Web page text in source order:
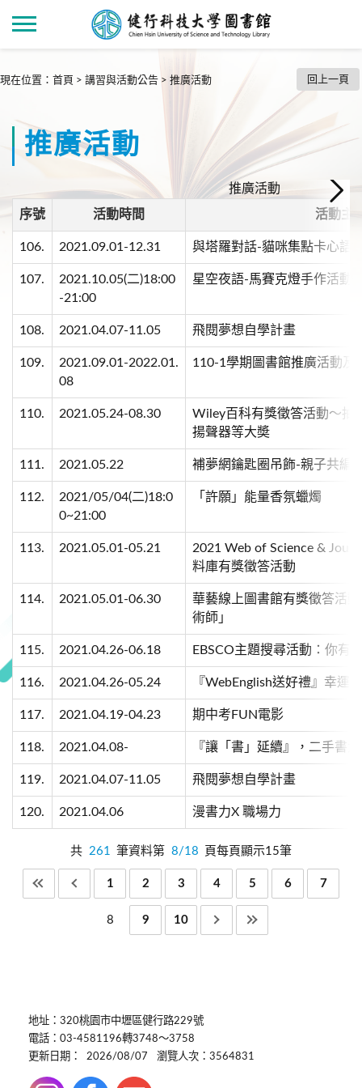
現在位置 ： 首頁 > 講習與活動公告 > 推廣活動 回上一頁
推廣活動
推廣活動
序號
活動時間 活動主
106. 2021.09.01-12.31 與塔羅對話-貓咪集點卡心語
107.
2021.10.05(二)18:00
-21:00
星空夜語-馬賽克燈手作活動
108. 2021.04.07-11.05 飛閱夢想自學計畫
109.
2021.09.01-2022.01.
08
110-1學期圖書館推廣活動及
110. 2021.05.24-08.30
Wiley百科有獎徵答活動～抽
揚聲器等大奬
111. 2021.05.22 補夢網鑰匙圈吊飾-親子共編
112.
2021/05/04(二)18:0
0~21:00
「許願」能量香氛蠟燭
113. 2021.05.01-05.21
2021 Web of Science &
料庫有獎徵答活動
114. 2021.05.01-06.30
華藝線上圖書館有獎徵答活
術師」
115. 2021.04.26-06.18 EBSCO主題搜尋活動：你有
116. 2021.04.26-05.24 『WebEnglish送好禮』幸運
117. 2021.04.19-04.23 期中考FUN電影
118. 2021.04.08- 『讓「書」延續』，二手書
119. 2021.04.07-11.05 飛閱夢想自學計畫
120. 2021.04.06 漫書力X 職場力
共 261 筆資料第 8/18 頁每頁顯示15筆
1 2 3 4 5 6 7
8 9 10
地址：320桃園市中壢區健行路229號
電話：03-4581196轉3748～3758
更新日期：
2026/08/07 瀏覽人次：3564831